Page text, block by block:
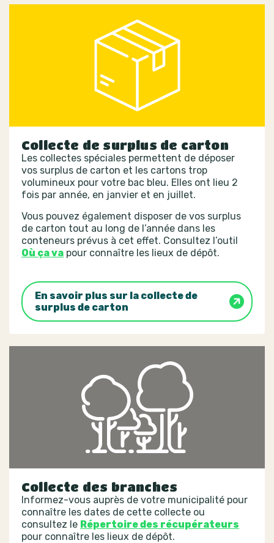
Collecte de surplus de carton
Les collectes spéciales permettent de déposer
vos surplus de carton et les cartons trop
volumineux pour votre bac bleu. Elles ont lieu 2
fois par année, en janvier et en juillet.
Vous pouvez également disposer de vos surplus
de carton tout au long de l’année dans les
conteneurs prévus à cet effet. Consultez l’outil
Où ça va pour connaître les lieux de dépôt.
En savoir plus sur la collecte de
surplus de carton
Collecte des branches
Informez-vous auprès de votre municipalité pour
connaître les dates de cette collecte ou
consultez le Répertoire des récupérateurs
pour connaître les lieux de dépôt.